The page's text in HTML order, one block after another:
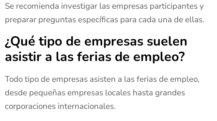
Se recomienda investigar las empresas participantes y
preparar preguntas específicas para cada una de ellas.
¿Qué tipo de empresas suelen
asistir a las ferias de empleo?
Todo tipo de empresas asisten a las ferias de empleo,
desde pequeñas empresas locales hasta grandes
corporaciones internacionales.